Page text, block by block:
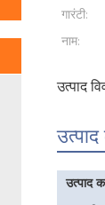
गारंटी:
नाम:
उत्पाद
उत्पाद
उत्पाद